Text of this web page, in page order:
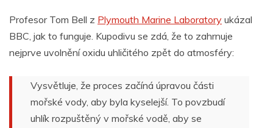
Profesor Tom Bell z Plymouth Marine Laboratory ukázal
BBC, jak to funguje. Kupodivu se zdá, že to zahrnuje
nejprve uvolnění oxidu uhličitého zpět do atmosféry:
Vysvětluje, že proces začíná úpravou části
mořské vody, aby byla kyselejší. To povzbudí
uhlík rozpuštěný v mořské vodě, aby se